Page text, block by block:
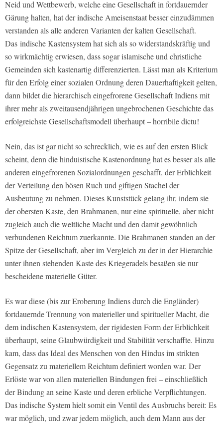
Neid und Wettbewerb, welche eine Gesellschaft in fortdauernder
Gärung halten, hat der indische Ameisenstaat besser einzudämmen
verstanden als alle anderen Varianten der kalten Gesellschaft.
Das indische Kastensystem hat sich als so widerstandskräftig und
so wirkmächtig erwiesen, dass sogar islamische und christliche
Gemeinden sich kastenartig differenzierten. Lässt man als Kriterium
für den Erfolg einer sozialen Ordnung deren Dauerhaftigkeit gelten,
dann bildet die hierarchisch eingefrorene Gesellschaft Indiens mit
ihrer mehr als zweitausendjährigen ungebrochenen Geschichte das
erfolgreichste Gesellschaftsmodell überhaupt – horribile dictu!
Nein, das ist gar nicht so schrecklich, wie es auf den ersten Blick
scheint, denn die hinduistische Kastenordnung hat es besser als alle
anderen eingefrorenen Sozialordnungen geschafft, der Erblichkeit
der Verteilung den bösen Ruch und giftigen Stachel der
Ausbeutung zu nehmen. Dieses Kunststück gelang ihr, indem sie
der obersten Kaste, den Brahmanen, nur eine spirituelle, aber nicht
zugleich auch die weltliche Macht und den damit gewöhnlich
verbundenen Reichtum zuerkannte. Die Brahmanen standen an der
Spitze der Gesellschaft, aber im Vergleich zu der in der Hierarchie
unter ihnen stehenden Kaste des Kriegeradels besaßen sie nur
bescheidene materielle Güter.
Es war diese (bis zur Eroberung Indiens durch die Engländer)
fortdauernde Trennung von materieller und spiritueller Macht, die
dem indischen Kastensystem, der rigidesten Form der Erblichkeit
überhaupt, seine Glaubwürdigkeit und Stabilität verschaffte. Hinzu
kam, dass das Ideal des Menschen von den Hindus im strikten
Gegensatz zu materiellem Reichtum definiert worden war. Der
Erlöste war von allen materiellen Bindungen frei – einschließlich
der Bindung an seine Kaste und deren erbliche Verpflichtungen.
Das indische System hielt somit ein Ventil des Ausbruchs bereit: Es
war möglich, und zwar jedem möglich, auch dem Mann aus der